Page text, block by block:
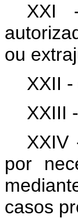
XXI
ou
XXII
XXIII
XXIV
por
casos